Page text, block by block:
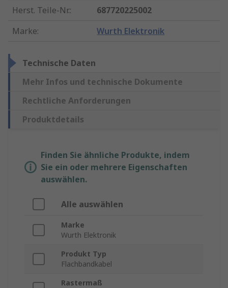
Herst. Teile-Nr.:
687720225002
Marke: Wurth Elektronik
Technische Daten
Mehr Infos und technische Dokumente
Rechtliche Anforderungen
Produktdetails
Finden Sie ähnliche Produkte, indem
Sie ein oder mehrere Eigenschaften
auswählen.
Alle auswählen
Marke
Wurth Elektronik
Produkt Typ
Flachbandkabel
Rastermaß